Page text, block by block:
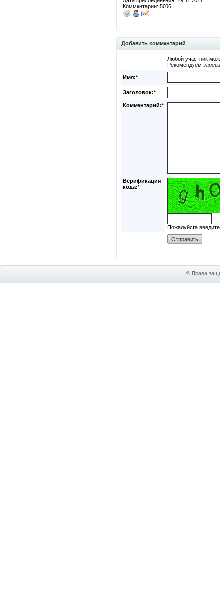
Комментарии: 5006
Добавить комментарий
Любой участник
Рекомендуем
Имя:*
Заголовок:*
Комментарий:*
Верификация
кода:*
Пожалуйста
© Права